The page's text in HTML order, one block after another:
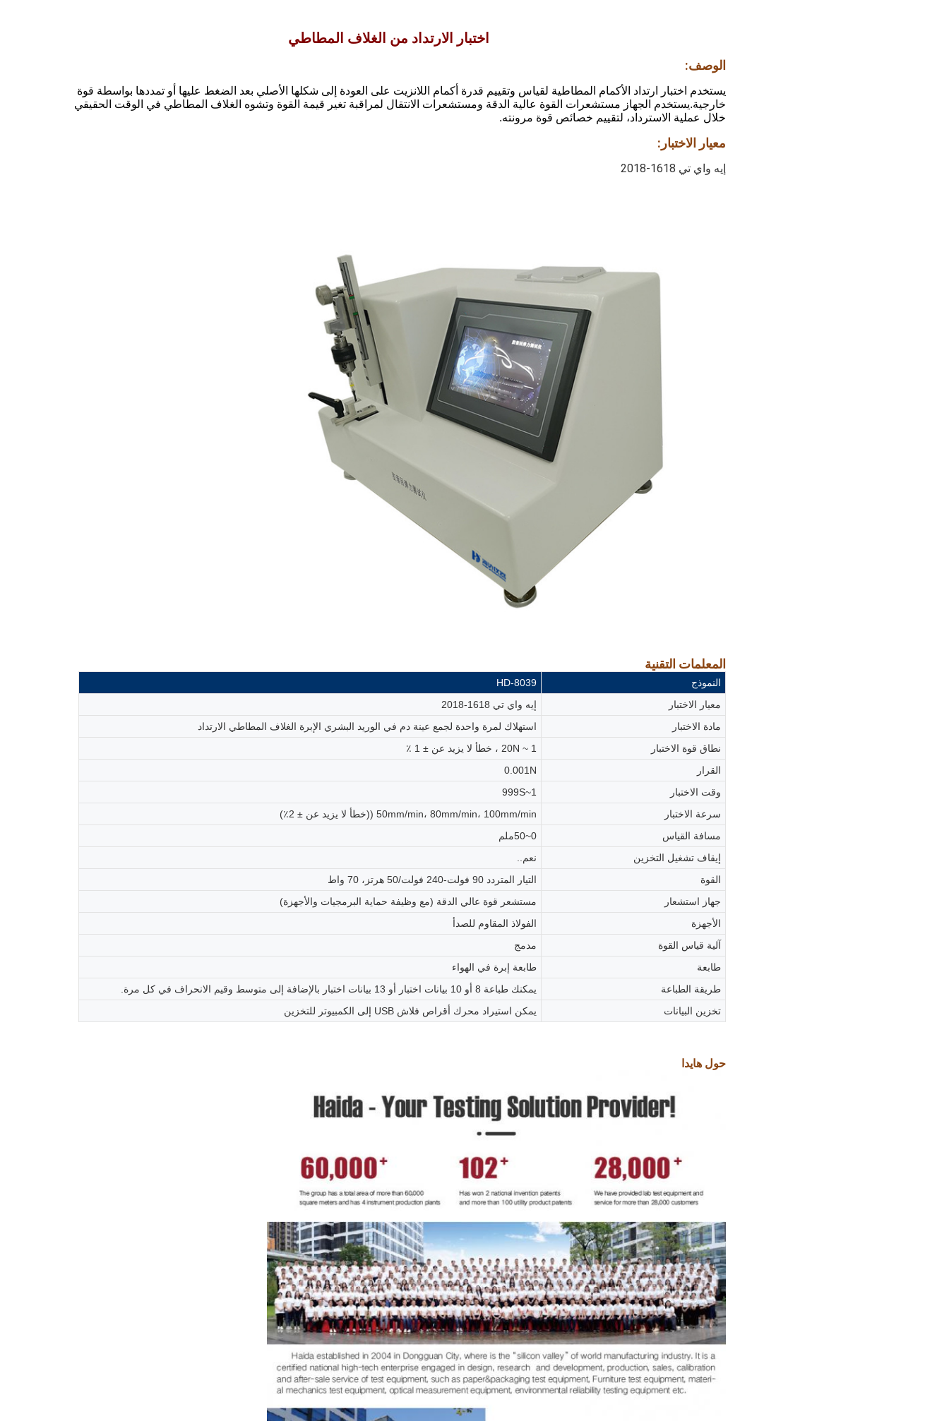
اختبار الارتداد من الغلاف المطاطي
الوصف:
يستخدم اختبار ارتداد الأكمام المطاطية لقياس وتقييم قدرة أكمام اللانزيت على العودة إلى شكلها الأصلي بعد الضغط عليها أو تمددها بواسطة قوة
خارجية.يستخدم الجهاز مستشعرات القوة عالية الدقة ومستشعرات الانتقال لمراقبة تغير قيمة القوة وتشوه الغلاف المطاطي في الوقت الحقيقي
خلال عملية الاسترداد، لتقييم خصائص قوة مرونته.
معيار الاختبار:
إيه واي تي 1618-2018
المعلمات التقنية
النموذج
8039-HD
معيار الاختبار
إيه واي تي 1618-2018
مادة الاختبار
استهلاك لمرة واحدة لجمع عينة دم في الوريد البشري الإبرة الغلاف المطاطي الارتداد
نطاق قوة الاختبار
1 ~ 20N ، خطأ لا يزيد عن ± 1 ٪
القرار
0.001N
وقت الاختبار
1~999S
سرعة الاختبار
50mm/min، 80mm/min، 100mm/min ((خطأ لا يزيد عن ± 2٪)
مسافة القياس
0~50ملم
إيقاف تشغيل التخزين
نعم..
القوة
التيار المتردد 90 فولت-240 فولت/50 هرتز، 70 واط
جهاز استشعار
مستشعر قوة عالي الدقة (مع وظيفة حماية البرمجيات والأجهزة)
الأجهزة
الفولاذ المقاوم للصدأ
آلية قياس القوة
مدمج
طابعة
طابعة إبرة في الهواء
طريقة الطباعة
يمكنك طباعة 8 أو 10 بيانات اختبار أو 13 بيانات اختبار بالإضافة إلى متوسط وقيم الانحراف في كل مرة.
تخزين البيانات
يمكن استيراد محرك أقراص فلاش USB إلى الكمبيوتر للتخزين
حول هايدا